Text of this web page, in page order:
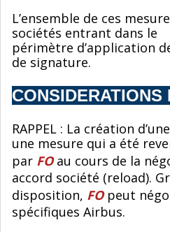
L’ensemble de ces
sociétés entrant dans le
périmètre d’application
de signature.
CONSIDERATIONS
RAPPEL : La création
une mesure qui a été
par FOau cours de la
accord société (reload).
disposition, FOpeut
spécifiques Airbus.